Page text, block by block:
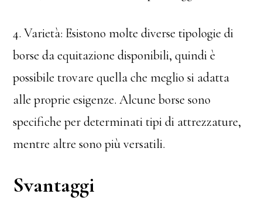
4. Varietà: Esistono molte diverse tipologie di
borse da equitazione disponibili, quindi è
possibile trovare quella che meglio si adatta
alle proprie esigenze. Alcune borse sono
specifiche per determinati tipi di attrezzature,
mentre altre sono più versatili.
Svantaggi